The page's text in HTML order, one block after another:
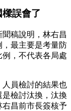
誤會了
稿說明，林右昌
最主要是考量防
，不代表各局處
員檢討的結果也
檢討汰換，汰換
右昌前市長簽核予